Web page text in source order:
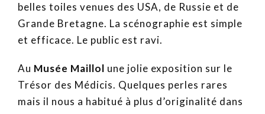
belles toiles venues des USA, de Russie et de
Grande Bretagne. La scénographie est simple
et efficace. Le public est ravi.
Au Musée Maillol une jolie exposition sur le
Trésor des Médicis. Quelques perles rares
mais il nous a habitué à plus d’originalité dans